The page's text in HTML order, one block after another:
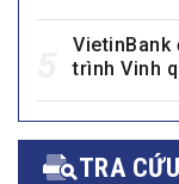
VietinBank
trình Vinh
TRA